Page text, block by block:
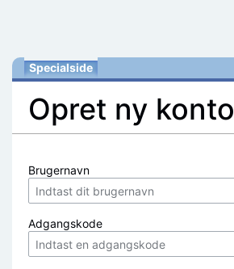
Specialside
Opret ny konto
Brugernavn
Adgangskode